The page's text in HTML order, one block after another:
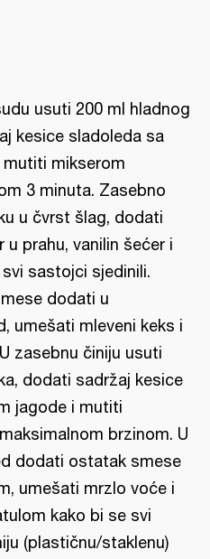
usuti 200 ml hladnog
kesice sladoleda sa
mikserom
3 minuta. Zasebno
u čvrst šlag, dodati
u prahu, vanilin šećer i
sastojci sjedinili.
dodati u
umešati mleveni keks i
zasebnu činiju usuti
dodati sadržaj kesice
jagode i mutiti
brzinom. U
dodati ostatak smese
umešati mrzlo voće i
kako bi se svi
(plastičnu/staklenu)